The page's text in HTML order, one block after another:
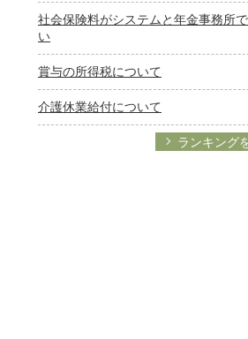
社会保険料がシステムと年金事務所
い
賞与の所得税について
介護休業給付について
ランキング